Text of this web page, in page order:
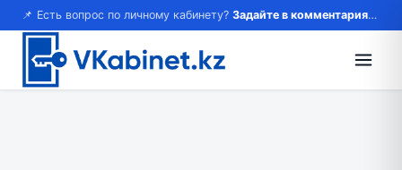
📌 Есть вопрос по личному кабинету? Задайте в комментариях — ответим!